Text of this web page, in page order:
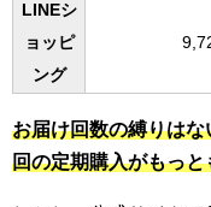
LINEシ
ョッピ
ング
お届け回数の縛りは
回の定期購入がもっと